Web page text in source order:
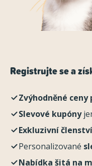
Registrujte se a
Zvýhodněné
Slevové kupóny
Exkluzivní členství
Personalizované
Nabídka šitá na